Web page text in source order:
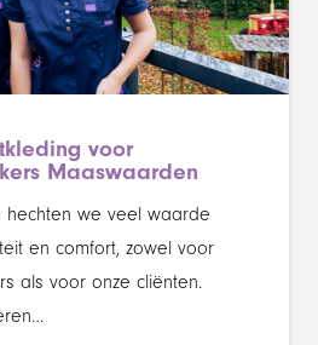
voor
Maaswaarden
hechten we veel waarde
en comfort, zowel voor
als voor onze cliënten.